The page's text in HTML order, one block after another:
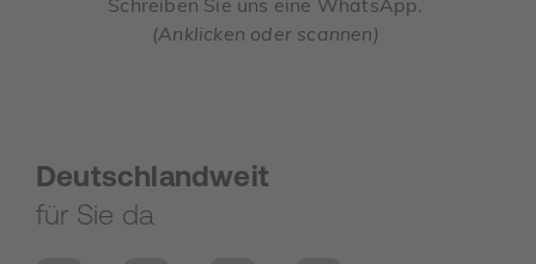
Schreiben Sie uns eine WhatsApp.
(Anklicken oder scannen)
Deutschlandweit
für Sie da